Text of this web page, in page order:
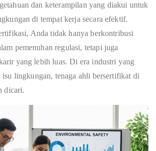
dan keterampilan yang diakui untuk
di tempat kerja secara efektif.
Anda tidak hanya berkontribusi
pemenuhan regulasi, tetapi juga
yang lebih luas. Di era industri yang
isu lingkungan, tenaga ahli bersertifikat di
dicari.